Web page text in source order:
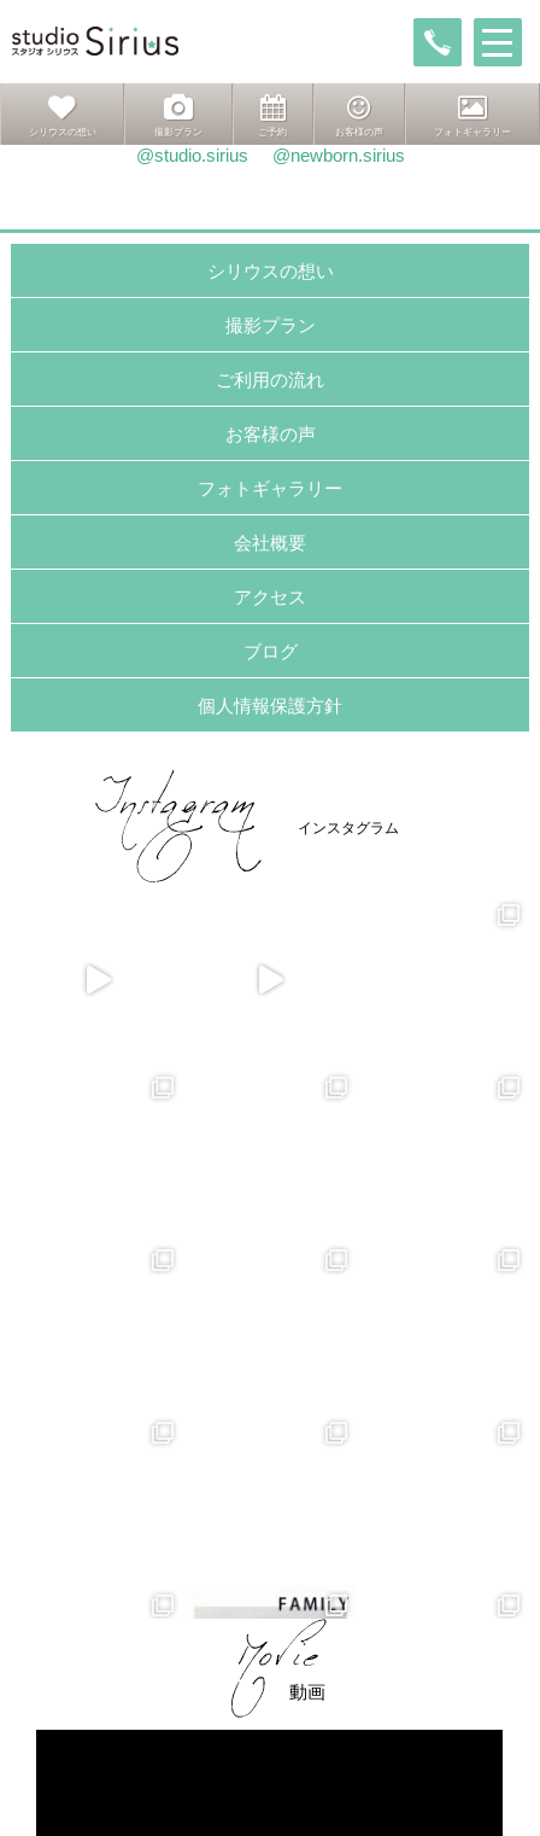
シリウスの想い 撮影プラン ご予約 お客様の声 フォトギャラリー
稿
ー
の
稿:
次ページへ 次
推し活
インスタグラムはこちら
@studio.sirius
@newborn.sirius
シリウスの想い
撮影プラン
ご利用の流れ
お客様の声
フォトギャラリー
会社概要
アクセス
ブログ
個人情報保護方針
インスタグラム
動画